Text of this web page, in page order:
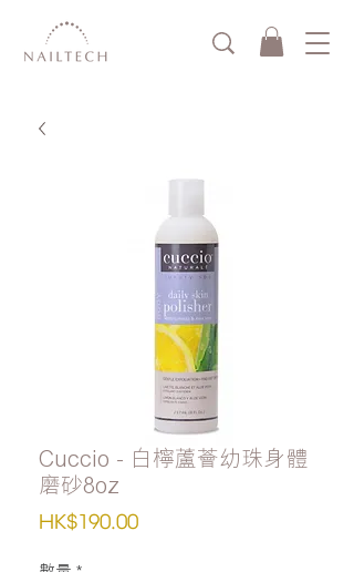
Cuccio - 白檸蘆薈幼珠身體
磨砂8oz
HK$190.00價